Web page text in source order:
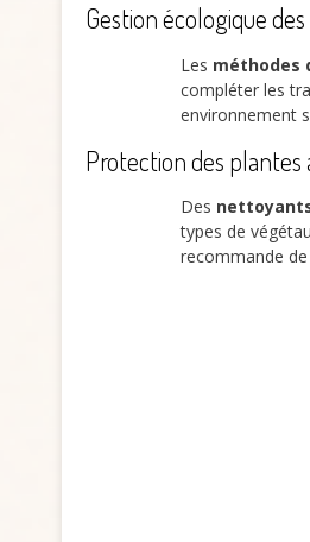
Gestion écologique
Les méthodes
compléter les
environnement
Protection des
Des
types de
recommande